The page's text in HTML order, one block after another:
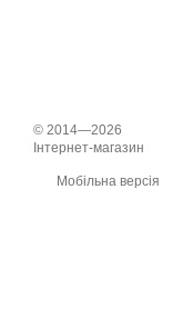
© 2014—2026
Інтернет-магазин
Мобільна версія